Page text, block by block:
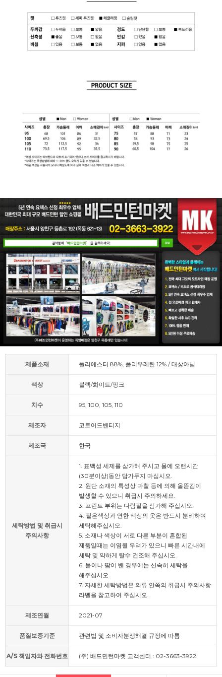
제품소재 폴리에스터 88%, 폴리우레탄 12% / 대상아님
색상 블랙/화이트/핑크
치수 95, 100, 105, 110
제조자 코트어드밴티지
제조국 한국
세탁방법 및 취급시
주의사항
1. 표백성 세제를 삼가해 주시고 물에 오랜시간
(30분이상)동안 담가두지 마십시오.
2. 원단 소재의 특성상 마찰 등에 의해 올뜯김이
발생할 수 있으니 취급시 주의하세요.
3. 프린트 부위는 다림질을 삼가해 주십시오.
4. 짙은색상과 연한 색상의 옷은 반드시 분리하여
세탁해주십시오.
5. 소재나 색상이 서로 다른 부분이 혼합된
제품일때는 이염될 우려가 있으니 빠른 시간내에
세탁 및 약하게 탈수 건조해 주십시오.
6. 물이나 땀이 밴 경우에는 신속히 세탁을
해주십시오.
7. 자세한 세탁방법은 의류 안쪽의 취급시 주의사항
라벨을 참고하여 주십시오.
제조연월 2021-07
품질보증기준 관련법 및 소비자분쟁해결 규정에 따름
A/S 책임자와 전화번호 (주) 배드민턴마켓 고객센터 : 02-3663-3922